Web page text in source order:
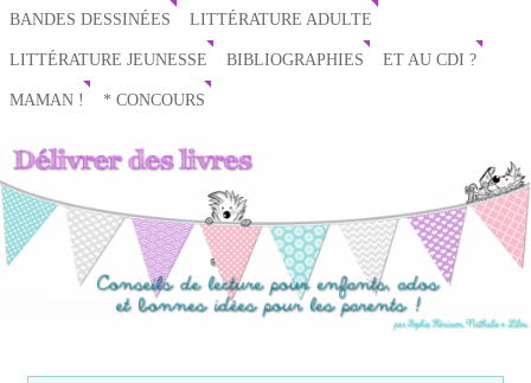
BANDES DESSINÉES LITTÉRATURE ADULTE
LITTÉRATURE JEUNESSE BIBLIOGRAPHIES ET AU CDI ?
MAMAN ! * CONCOURS